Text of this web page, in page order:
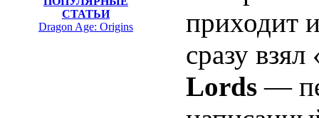
СТАТЬИ
Dragon Age: Origins
приходит
сразу
Lords—